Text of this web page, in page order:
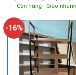
gốc
là:
Còn hàng - Giao nhanh
-16%